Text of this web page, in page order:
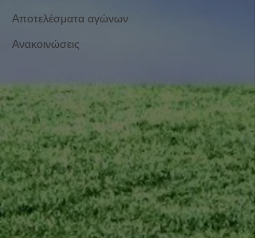
Αποτελέσματα αγώνων
Ανακοινώσεις